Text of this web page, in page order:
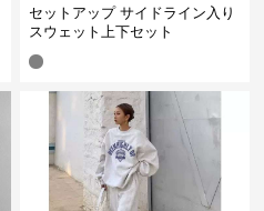
セットアップ サイドライン入り
スウェット上下セット